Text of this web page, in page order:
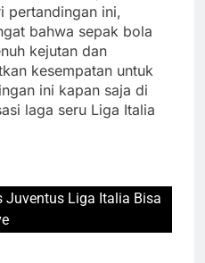
pertandingan ini,
bahwa sepak bola
kejutan dan
kesempatan untuk
ini kapan saja di
laga seru Liga Italia
Juventus Liga Italia Bisa